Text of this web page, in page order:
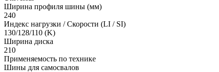
Ширина профиля шины (мм)
240
Индекс нагрузки / Скорости (LI / SI)
130/128/110 (K)
Ширина диска
210
Применяемость по технике
Шины для самосвалов